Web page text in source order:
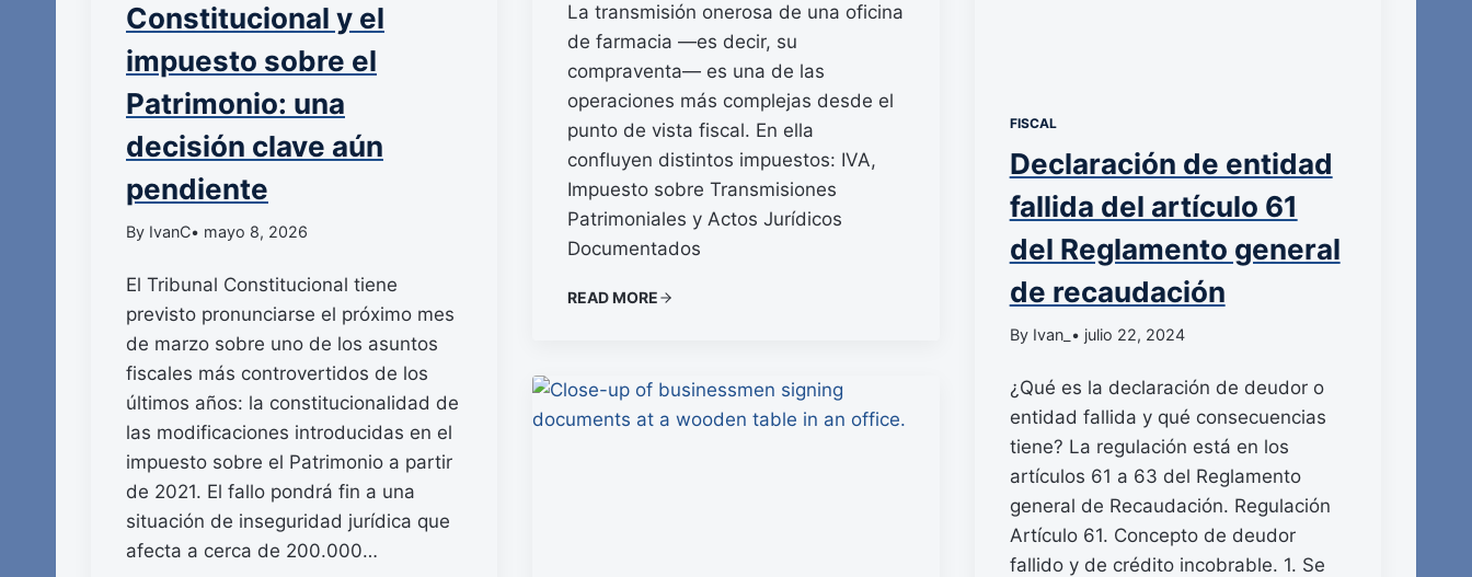
Constitucional y el
impuesto sobre el
Patrimonio: una
decisión clave aún
pendiente
By IvanC• mayo 8, 2026
El Tribunal Constitucional tiene
previsto pronunciarse el próximo mes
de marzo sobre uno de los asuntos
fiscales más controvertidos de los
últimos años: la constitucionalidad de
las modificaciones introducidas en el
impuesto sobre el Patrimonio a partir
de 2021. El fallo pondrá fin a una
situación de inseguridad jurídica que
afecta a cerca de 200.000…
La transmisión onerosa de una oficina
de farmacia —es decir, su
compraventa— es una de las
operaciones más complejas desde el
punto de vista fiscal. En ella
confluyen distintos impuestos: IVA,
Impuesto sobre Transmisiones
Patrimoniales y Actos Jurídicos
Documentados
READ MORE
FISCAL
Declaración de entidad
fallida del artículo 61
del Reglamento general
de recaudación
By Ivan_ • julio 22, 2024
¿Qué es la declaración de deudor o
entidad fallida y qué consecuencias
tiene? La regulación está en los
artículos 61 a 63 del Reglamento
general de Recaudación. Regulación
Artículo 61. Concepto de deudor
fallido y de crédito incobrable. 1. Se